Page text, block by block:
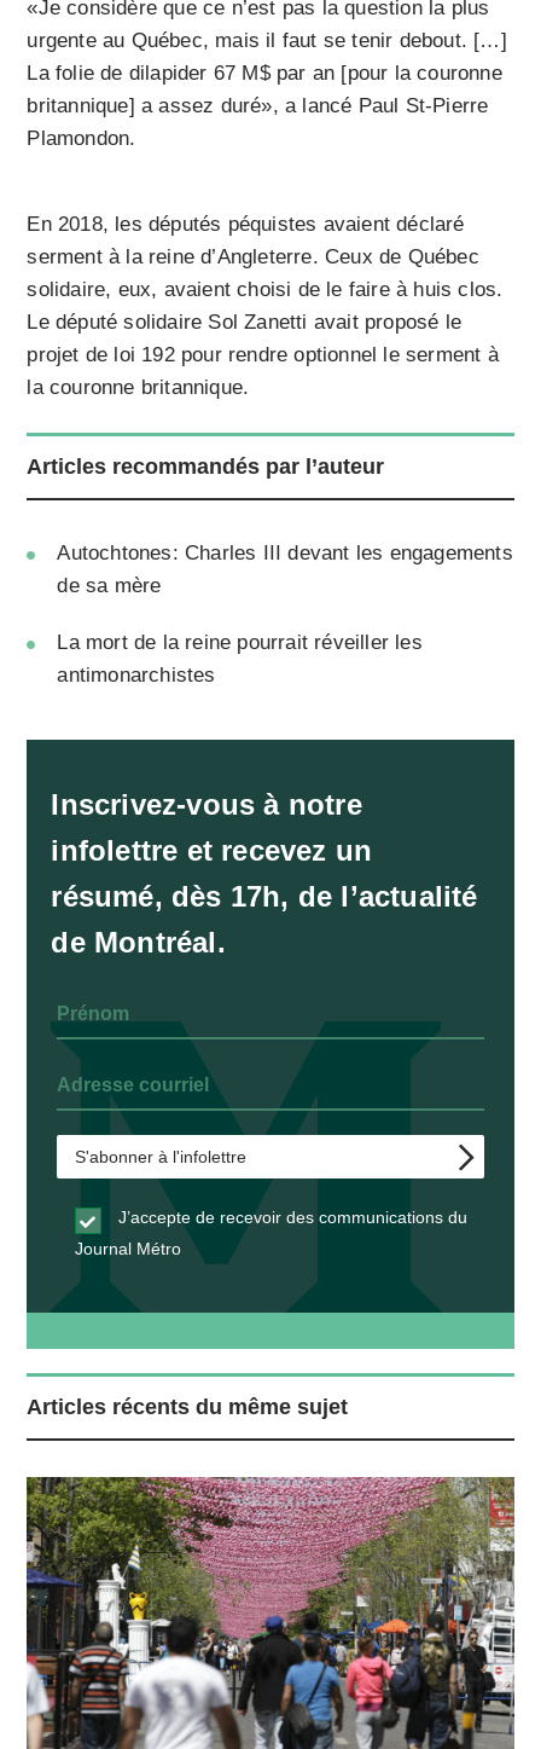
«Je considère que ce n’est pas la question la plus
urgente au Québec, mais il faut se tenir debout. […]
La folie de dilapider 67 M$ par an [pour la couronne
britannique] a assez duré», a lancé Paul St-Pierre
Plamondon.
En 2018, les députés péquistes avaient déclaré
serment à la reine d’Angleterre. Ceux de Québec
solidaire, eux, avaient choisi de le faire à huis clos.
Le député solidaire Sol Zanetti avait proposé le
projet de loi 192 pour rendre optionnel le serment à
la couronne britannique.
Articles recommandés par l’auteur
Autochtones: Charles III devant les engagements
de sa mère
La mort de la reine pourrait réveiller les
antimonarchistes
Inscrivez-vous à notre
infolettre et recevez un
résumé, dès 17h, de l’actualité
de Montréal.
J’accepte de recevoir des communications du
Journal Métro
Articles récents du même sujet